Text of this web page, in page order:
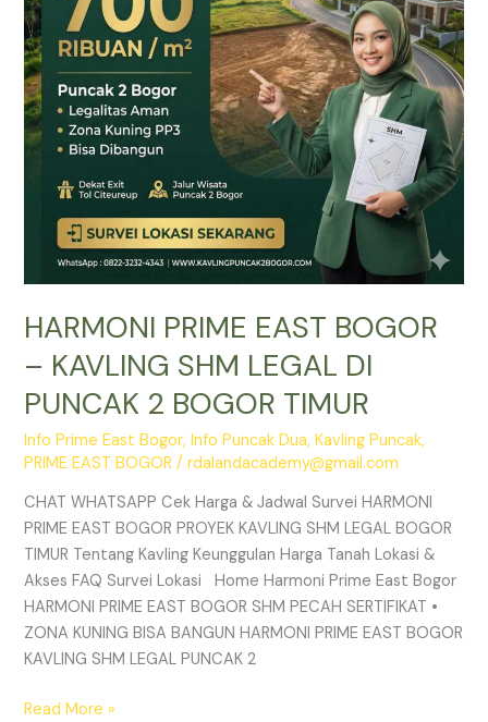
HARMONI PRIME EAST BOGOR
– KAVLING SHM LEGAL DI
PUNCAK 2 BOGOR TIMUR
Info Prime East Bogor,Info Puncak Dua,Kavling Puncak,
PRIME EAST BOGOR /rdalandacademy@gmail.com
CHAT WHATSAPP Cek Harga & Jadwal Survei HARMONI
PRIME EAST BOGOR PROYEK KAVLING SHM LEGAL BOGOR
TIMUR Tentang Kavling Keunggulan Harga Tanah Lokasi &
Akses FAQ Survei Lokasi Home Harmoni Prime East Bogor
HARMONI PRIME EAST BOGOR SHM PECAH SERTIFIKAT •
ZONA KUNING BISA BANGUN HARMONI PRIME EAST BOGOR
KAVLING SHM LEGAL PUNCAK 2
SHM
LEGAL
DI
PUNCAK
2
BOGOR
Read More »